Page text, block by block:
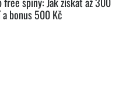
bonus 500 Kč